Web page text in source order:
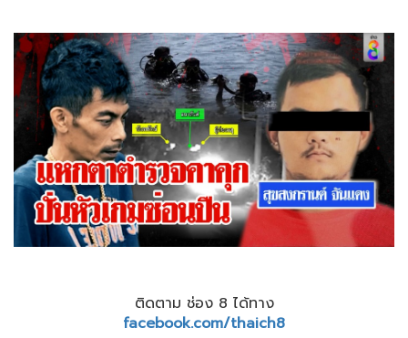
ติดตาม ช่อง 8 ได้ทาง
facebook.com/thaich8